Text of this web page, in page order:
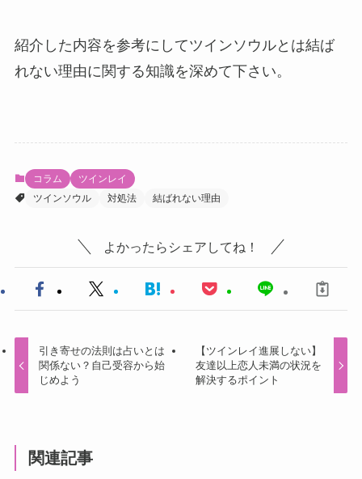
紹介した内容を参考にしてツインソウルとは結ば
れない理由に関する知識を深めて下さい。
コラム
ツインレイ
ツインソウル
対処法 結ばれない理由
よかったらシェアしてね！
引き寄せの法則は占いとは
関係ない？自己受容から始
じめよう
【ツインレイ進展しない】
友達以上恋人未満の状況を
解決するポイント
関連記事